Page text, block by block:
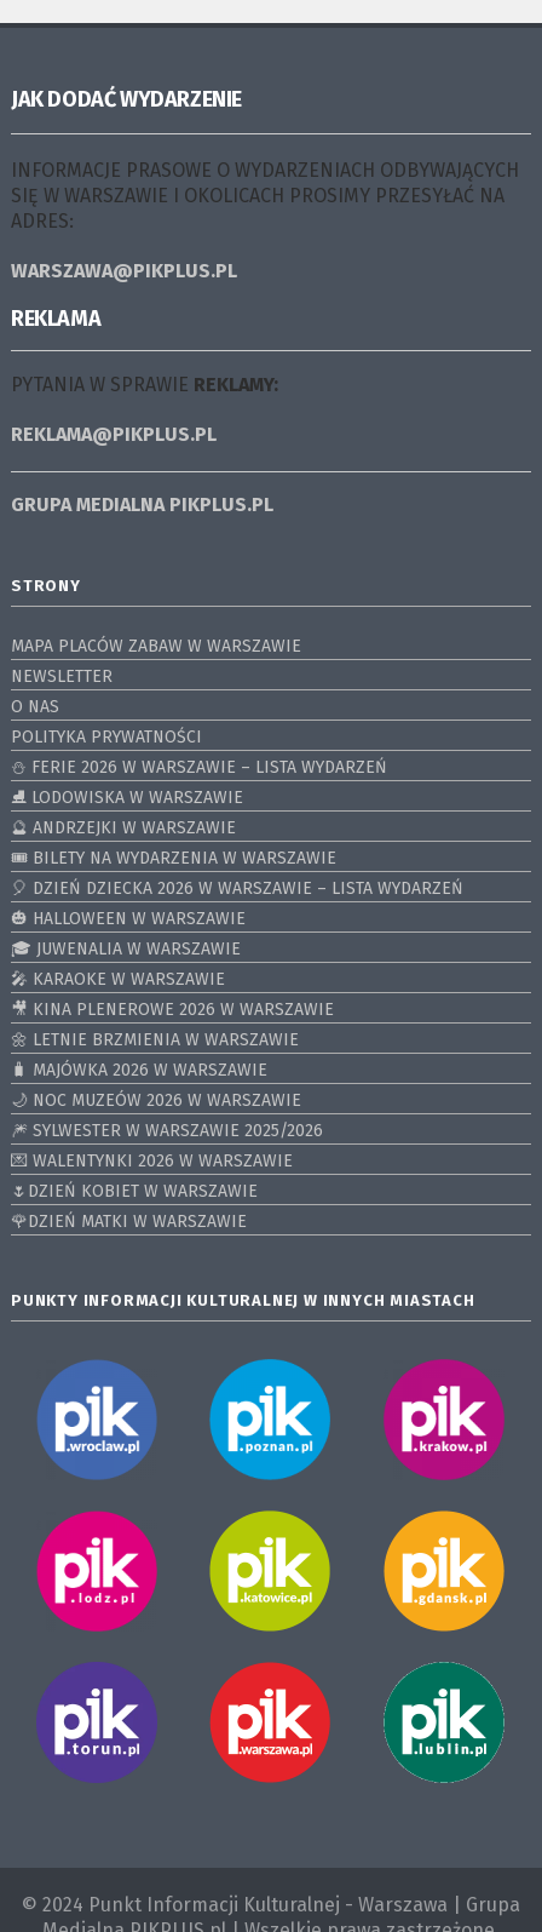
JAK DODAĆ WYDARZENIE
INFORMACJE PRASOWE O WYDARZENIACH ODBYWAJĄCYCH
SIĘ W WARSZAWIE I OKOLICACH PROSIMY PRZESYŁAĆ NA
ADRES:
WARSZAWA@PIKPLUS.PL
REKLAMA
PYTANIA W SPRAWIE REKLAMY:
REKLAMA@PIKPLUS.PL
GRUPA MEDIALNA PIKPLUS.PL
STRONY
MAPA PLACÓW ZABAW W WARSZAWIE
NEWSLETTER
O NAS
POLITYKA PRYWATNOŚCI
⛄️ FERIE 2026 W WARSZAWIE – LISTA WYDARZEŃ
⛸ LODOWISKA W WARSZAWIE
🔮 ANDRZEJKI W WARSZAWIE
🎟️ BILETY NA WYDARZENIA W WARSZAWIE
🎈 DZIEŃ DZIECKA 2026 W WARSZAWIE – LISTA WYDARZEŃ
🎃 HALLOWEEN W WARSZAWIE
🎓 JUWENALIA W WARSZAWIE
🎤 KARAOKE W WARSZAWIE
🎥 KINA PLENEROWE 2026 W WARSZAWIE
🌼 LETNIE BRZMIENIA W WARSZAWIE
🧳 MAJÓWKA 2026 W WARSZAWIE
🌙 NOC MUZEÓW 2026 W WARSZAWIE
🎆 SYLWESTER W WARSZAWIE 2025/2026
💌 WALENTYNKI 2026 W WARSZAWIE
🌷DZIEŃ KOBIET W WARSZAWIE
🌹DZIEŃ MATKI W WARSZAWIE
PUNKTY INFORMACJI KULTURALNEJ W INNYCH MIASTACH
© 2024 Punkt Informacji Kulturalnej - Warszawa | Grupa